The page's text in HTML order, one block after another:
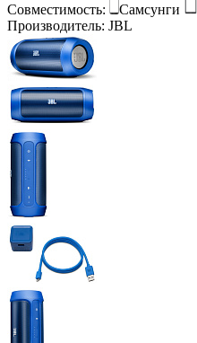
Совместимость:
Самсунги
Производитель: JBL